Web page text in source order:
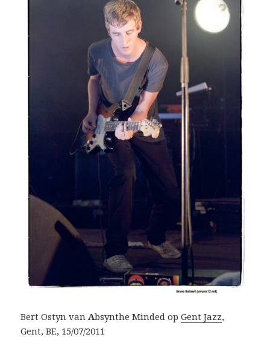
Bert Ostyn vanAbsynthe Minded opGent Jazz,
Gent, BE, 15/07/2011